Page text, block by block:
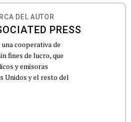
DEL AUTOR
PRESS
cooperativa de
fines de lucro, que
y emisoras
Unidos y el resto del